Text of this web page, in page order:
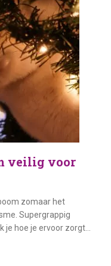
veilig voor
zomaar het
Supergrappig
je hoe je ervoor zorgt
veilig de kerst
kerstboom Tip 1.